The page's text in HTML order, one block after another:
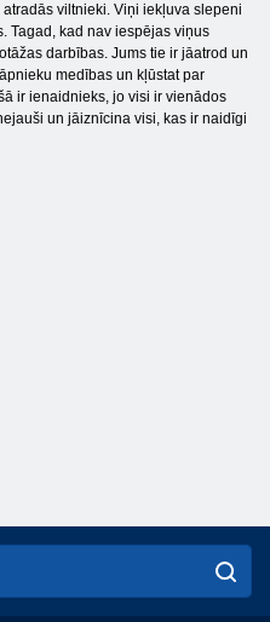
viltnieki. Viņi iekļuva slepeni
Tagad, kad nav iespējas viņus
darbības. Jums tie ir jāatrod un
medības un kļūstat par
ir ienaidnieks, jo visi ir vienādos
un jāiznīcina visi, kas ir naidīgi